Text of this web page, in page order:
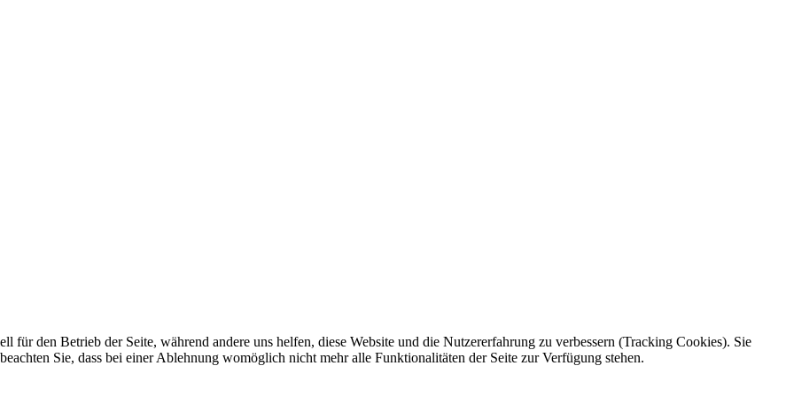
für den Betrieb der Seite, während andere uns helfen, diese Website und die Nutzererfahrung zu verbessern (Tracking Cookies). Sie
Sie, dass bei einer Ablehnung womöglich nicht mehr alle Funktionalitäten der Seite zur Verfügung stehen.